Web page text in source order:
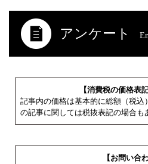
アンケート
【消費税の価格表
記事内の価格は基本的に総額（税込
の記事に関しては税抜表記の場合も
【お問い合